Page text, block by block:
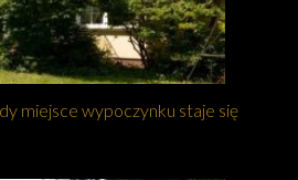
miejsce wypoczynku staje się